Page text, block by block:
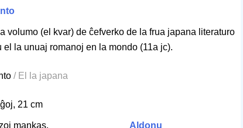
volumo (el kvar) de ĉefverko de la frua japana literaturo
el la unuaj romanoj en la mondo (11a jc).
/ El la japana
21 cm
mankas. Aldonu